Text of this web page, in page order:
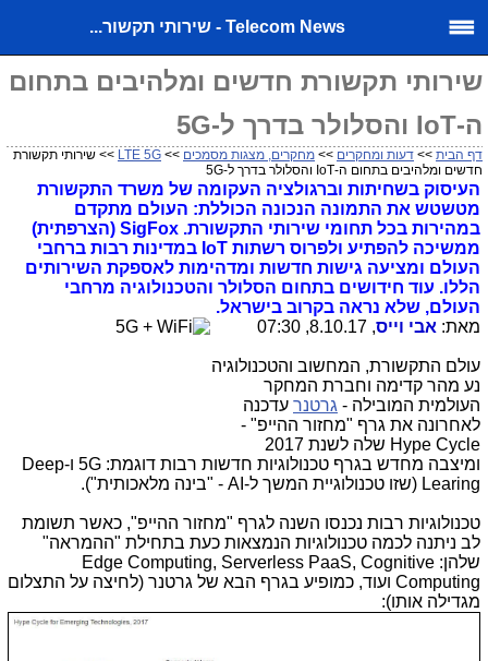
Telecom News - שירותי תקשור...
שירותי תקשורת חדשים ומלהיבים בתחום
ה-IoT והסלולר בדרך ל-5G
דף הבית >> דעות ומחקרים >> מחקרים, מצגות מסמכים >>
LTE 5G >> שירותי תקשורת
חדשים ומלהיבים בתחום ה-IoT והסלולר בדרך ל-5G
העיסוק בשחיתות וברגולציה העקומה של משרד התקשורת
מטשטש את התמונה הנכונה הכוללת: העולם מתקדם
במהירות בכל תחומי שירותי התקשורת. SigFox (הצרפתית)
ממשיכה להפתיע ולפרוס רשתות IoT במדינות רבות ברחבי
העולם ומציעה גישות חדשות ומדהימות לאספקת השירותים
הללו. עוד חידושים בתחום הסלולר והטכנולוגיה מרחבי
העולם, שלא נראה בקרוב בישראל.
מאת: אבי וייס, 8.10.17, 07:30
עולם התקשורת, המחשוב והטכנולוגיה
נע מהר קדימה וחברת המחקר
העולמית המובילה - גרטנר עדכנה
לאחרונה את גרף "מחזור ההייפ" -
Hype Cycle שלה לשנת 2017
ומיצבה מחדש בגרף טכנולוגיות חדשות רבות דוגמת: 5G ו-Deep
Learing (שזו טכנולוגיית המשך ל-AI - "בינה מלאכותית").
טכנולוגיות רבות נכנסו השנה לגרף "מחזור ההייפ", כאשר תשומת
לב ניתנה לכמה טכנולוגיות הנמצאות כעת בתחילת "ההמראה"
שלהן: Edge Computing, Serverless PaaS, Cognitive
Computing ועוד, כמופיע בגרף הבא של גרטנר (לחיצה על התצלום
מגדילה אותו):